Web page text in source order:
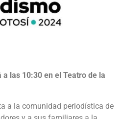
las 10:30 en el Teatro de la
a la comunidad periodística de